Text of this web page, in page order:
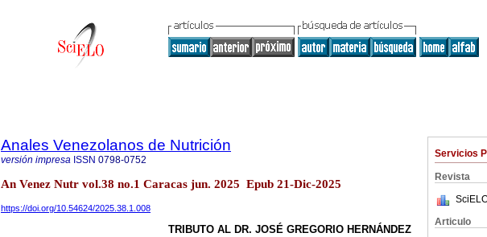
Servicios
Revista
Articulo
Anales Venezolanos de Nutrición
versión impresa ISSN 0798-0752
An Venez Nutr vol.38 no.1 Caracas jun. 2025 Epub 21-Dic-2025
https://doi.org/10.54624/2025.38.1.008
TRIBUTO AL DR. JOSÉ GREGORIO HERNÁNDEZ